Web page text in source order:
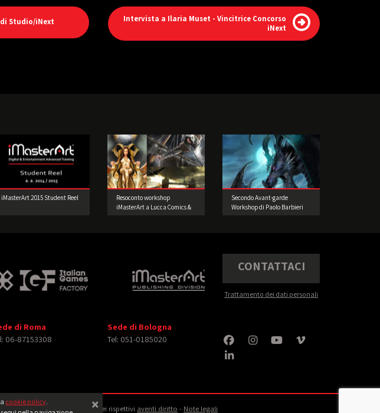
cookie policy.
×
Studio/iNext
Intervista a Ilaria Muset - Vincitrice Concorso
iNext
iMasterArt 2015 Student Reel
Resoconto workshop
iMasterArt a Lucca Comics &
Secondo Avant-garde
Workshop di Paolo Barbieri
CONTATTACI
Trattamento dei dati personali
di Roma
06-87153308
Sede di Bologna
Tel: 051-0185020
e video pubblicati sono dei rispettivi aventi diritto ‐ Note legali